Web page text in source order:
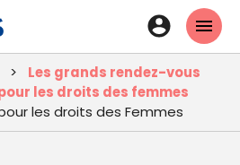
contenu
principal
En-
tête
-
Les grands rendez-vous
les droits des femmes
les droits des Femmes